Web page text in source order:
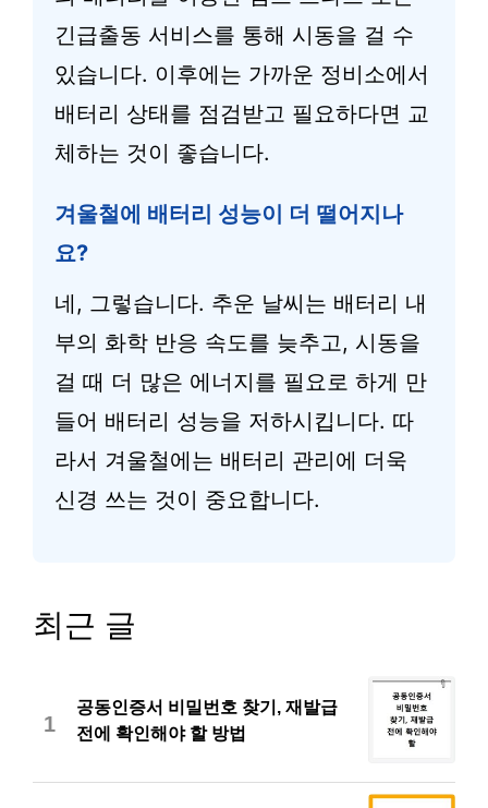
긴급출동 서비스를 통해 시동을 걸 수
있습니다. 이후에는 가까운 정비소에서
배터리 상태를 점검받고 필요하다면 교
체하는 것이 좋습니다.
겨울철에 배터리 성능이 더 떨어지나
요?
네, 그렇습니다. 추운 날씨는 배터리 내
부의 화학 반응 속도를 늦추고, 시동을
걸 때 더 많은 에너지를 필요로 하게 만
들어 배터리 성능을 저하시킵니다. 따
라서 겨울철에는 배터리 관리에 더욱
신경 쓰는 것이 중요합니다.
최근 글
1
공동인증서 비밀번호 찾기, 재발급
전에 확인해야 할 방법